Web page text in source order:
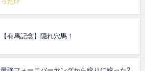
【有馬記念】隠れ穴馬！